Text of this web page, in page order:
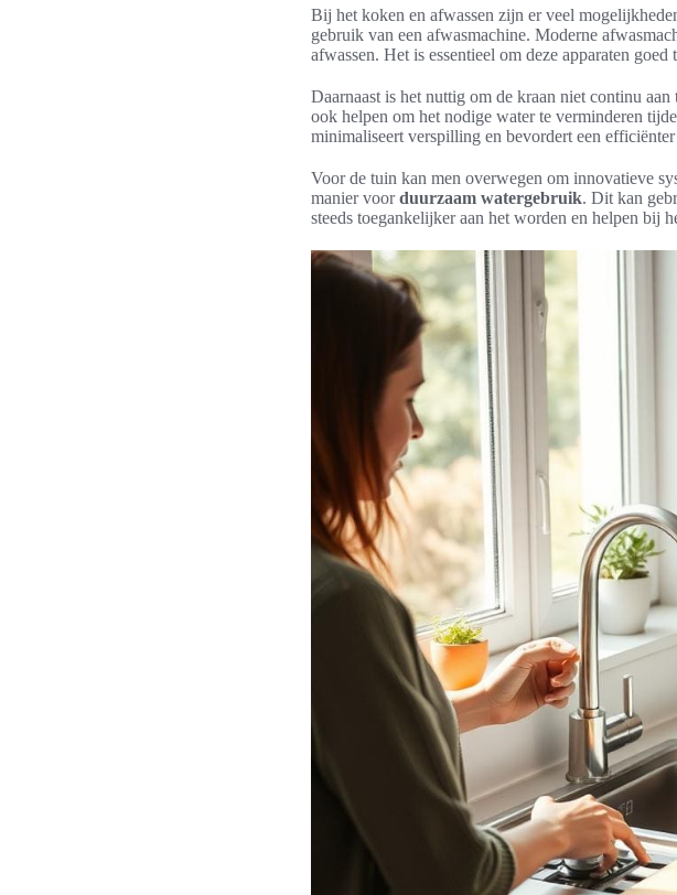
Bij het koken en afwassen zijn er veel
gebruik van een afwasmachine. Moderne
afwassen. Het is essentieel om deze apparaten
Daarnaast is het nuttig om de kraan niet continu
ook helpen om het nodige water te verminderen
minimaliseert verspilling en bevordert een
Voor de tuin kan men overwegen om innovatieve
manier voorduurzaam watergebruik. Dit kan
steeds toegankelijker aan het worden en helpen bij